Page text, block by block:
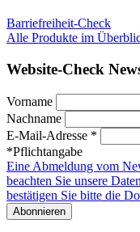
Barriefreiheit-Check
Alle Produkte im
Website-Check
Vorname
Nachname
E-Mail-Adresse *
*Pflichtangabe
Eine Abmeldung vom
beachten Sie unsere
bestätigen Sie bitte die